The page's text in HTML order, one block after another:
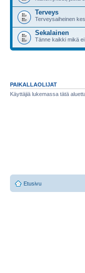
Terveys
Terveysaiheinen
Sekalainen
Tänne kaikki mikä ei
PAIKALLAOLIJAT
Käyttäjiä lukemassa tätä
Etusivu